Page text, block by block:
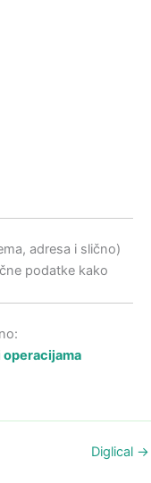
adresa i slično)
podatke kako
Diglical →